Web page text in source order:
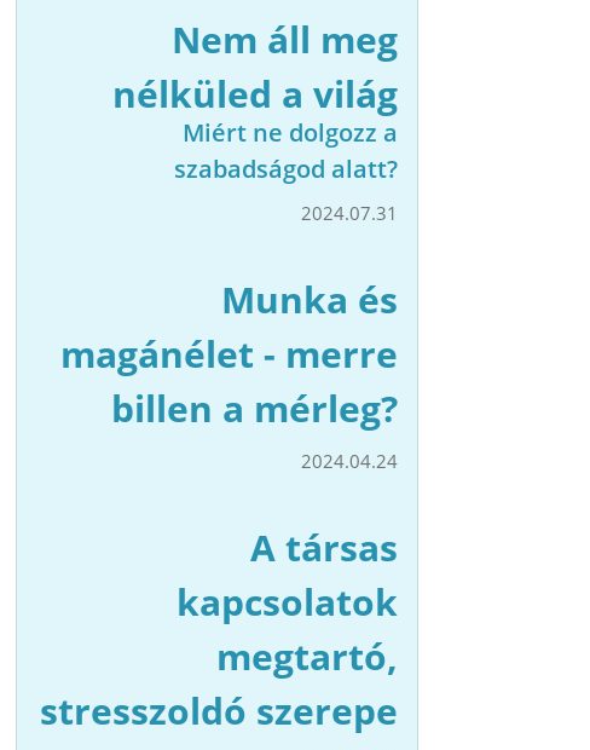
Nem áll meg
nélküled a világ
Miért ne dolgozz a
szabadságod alatt?
2024.07.31
Munka és
magánélet - merre
billen a mérleg?
2024.04.24
A társas
kapcsolatok
megtartó,
stresszoldó szerepe